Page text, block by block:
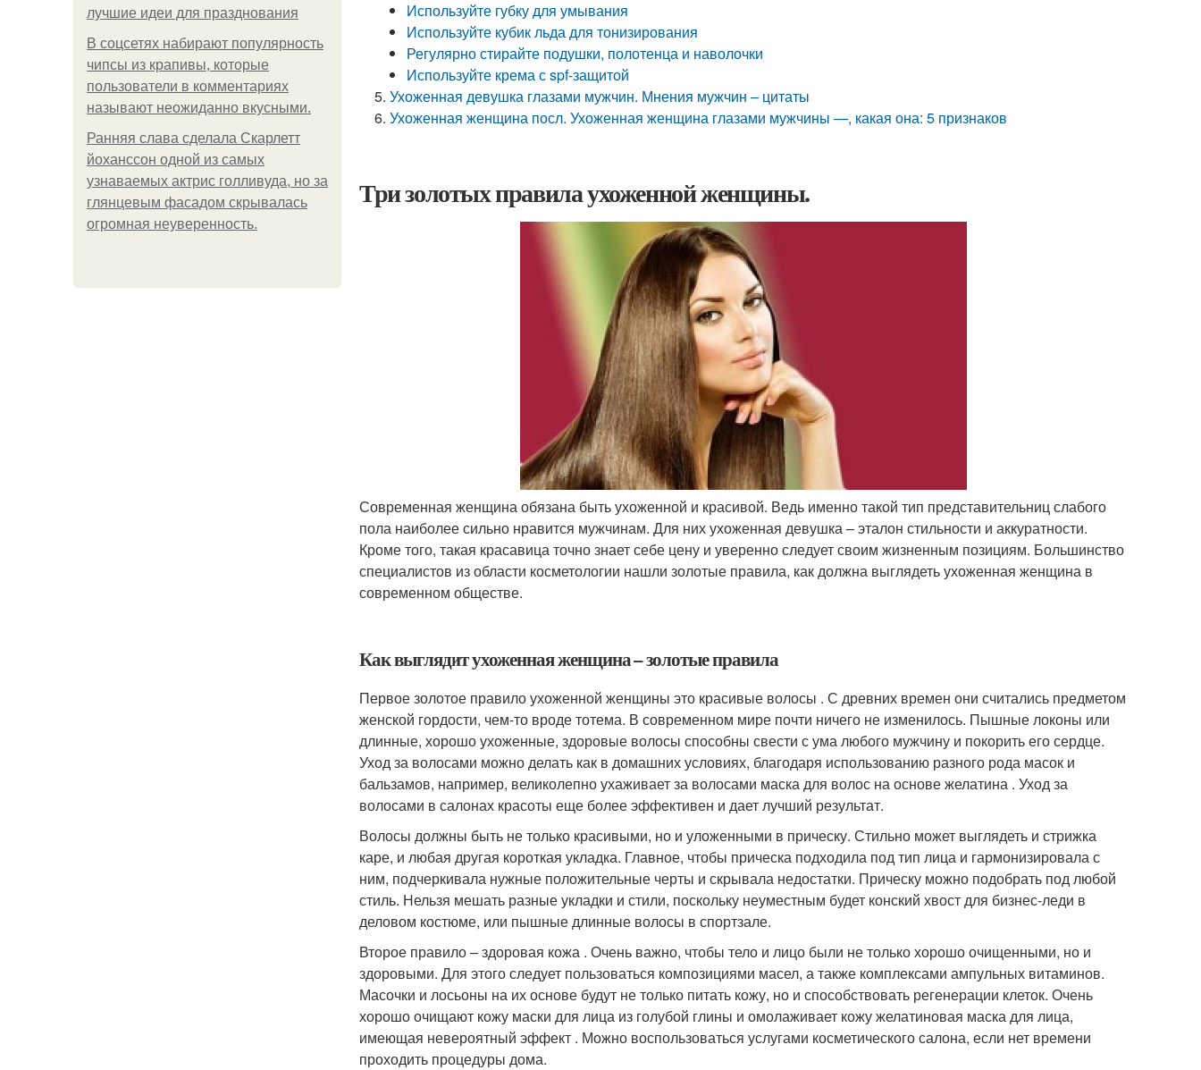
лучшие идеи для празднования
В соцсетях набирают популярность
чипсы из крапивы, которые
пользователи в комментариях
называют неожиданно вкусными.
Ранняя слава сделала Скарлетт
йоханссон одной из самых
узнаваемых актрис голливуда, но за
глянцевым фасадом скрывалась
огромная неуверенность.
Используйте губку для умывания
Используйте кубик льда для тонизирования
Регулярно стирайте подушки, полотенца и наволочки
Используйте крема с spf-защитой
Ухоженная девушка глазами мужчин. Мнения мужчин – цитаты
Ухоженная женщина посл. Ухоженная женщина глазами мужчины —, какая она: 5 признаков
Три золотых правила ухоженной женщины.
Современная женщина обязана быть ухоженной и красивой. Ведь именно такой тип представительниц слабого
пола наиболее сильно нравится мужчинам. Для них ухоженная девушка – эталон стильности и аккуратности.
Кроме того, такая красавица точно знает себе цену и уверенно следует своим жизненным позициям. Большинство
специалистов из области косметологии нашли золотые правила, как должна выглядеть ухоженная женщина в
современном обществе.
Как выглядит ухоженная женщина – золотые правила
Первое золотое правило ухоженной женщины это красивые волосы . С древних времен они считались предметом
женской гордости, чем-то вроде тотема. В современном мире почти ничего не изменилось. Пышные локоны или
длинные, хорошо ухоженные, здоровые волосы способны свести с ума любого мужчину и покорить его сердце.
Уход за волосами можно делать как в домашних условиях, благодаря использованию разного рода масок и
бальзамов, например, великолепно ухаживает за волосами маска для волос на основе желатина . Уход за
волосами в салонах красоты еще более эффективен и дает лучший результат.
Волосы должны быть не только красивыми, но и уложенными в прическу. Стильно может выглядеть и стрижка
каре, и любая другая короткая укладка. Главное, чтобы прическа подходила под тип лица и гармонизировала с
ним, подчеркивала нужные положительные черты и скрывала недостатки. Прическу можно подобрать под любой
стиль. Нельзя мешать разные укладки и стили, поскольку неуместным будет конский хвост для бизнес-леди в
деловом костюме, или пышные длинные волосы в спортзале.
Второе правило – здоровая кожа . Очень важно, чтобы тело и лицо были не только хорошо очищенными, но и
здоровыми. Для этого следует пользоваться композициями масел, а также комплексами ампульных витаминов.
Масочки и лосьоны на их основе будут не только питать кожу, но и способствовать регенерации клеток. Очень
хорошо очищают кожу маски для лица из голубой глины и омолаживает кожу желатиновая маска для лица,
имеющая невероятный эффект . Можно воспользоваться услугами косметического салона, если нет времени
проходить процедуры дома.